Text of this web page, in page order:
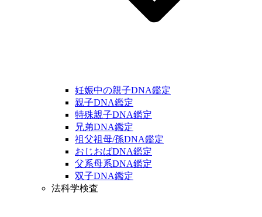
妊娠中の親子DNA鑑定
親子DNA鑑定
特殊親子DNA鑑定
兄弟DNA鑑定
祖父祖母/孫DNA鑑定
おじおばDNA鑑定
父系母系DNA鑑定
双子DNA鑑定
法科学検査